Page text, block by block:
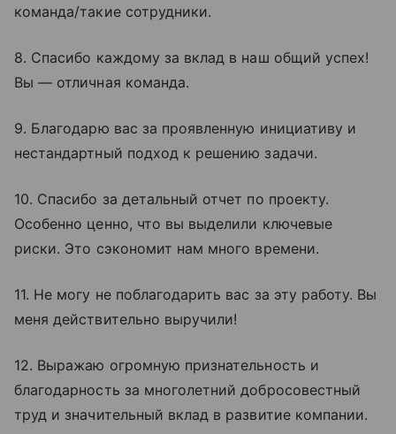
команда/такие сотрудники.
8. Спасибо каждому за вклад в наш общий успех!
Вы — отличная команда.
9. Благодарю вас за проявленную инициативу и
нестандартный подход к решению задачи.
10. Спасибо за детальный отчет по проекту.
Особенно ценно, что вы выделили ключевые
риски. Это сэкономит нам много времени.
11. Не могу не поблагодарить вас за эту работу. Вы
меня действительно выручили!
12. Выражаю огромную признательность и
благодарность за многолетний добросовестный
труд и значительный вклад в развитие компании.